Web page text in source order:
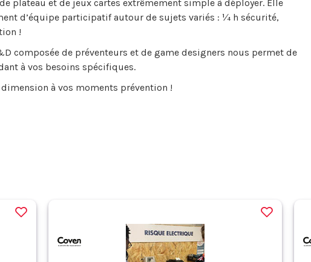
plateau et de jeux cartes extrêmement simple à déployer. Elle
d’équipe participatif autour de sujets variés : ¼ h sécurité,
!
composée de préventeurs et de game designers nous permet de
à vos besoins spécifiques.
à vos moments prévention !